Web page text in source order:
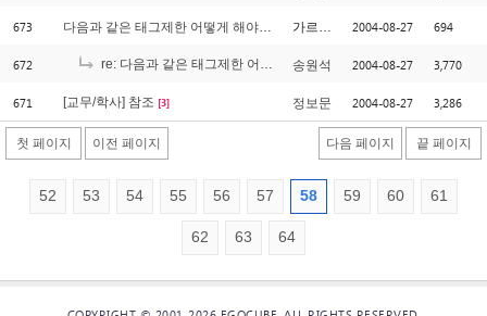
673 다음과 같은 태그제한 어떻게 해야하죠? 가르쳐주세요 2004-08-27 694
672 re: 다음과 같은 태그제한 어떻게 해야하죠? [3]
송원석 2004-08-27 3,770
671 [교무/학사] 참조 [3] 정보문 2004-08-27 3,286
첫 페이지 이전 페이지 다음 페이지 끝 페이지
52 53 54 55 56 57 58 59 60 61
62 63 64